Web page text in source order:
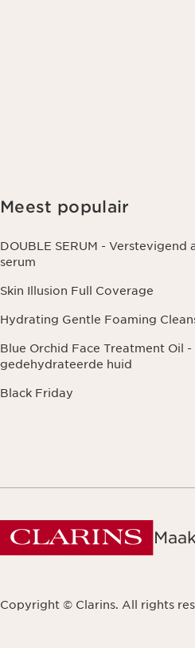
Meest populair
DOUBLE SERUM - Verstevigend
serum
Skin Illusion Full Coverage
Hydrating Gentle Foaming
Blue Orchid Face Treatment Oil -
gedehydrateerde huid
Black Friday
Copyright © Clarins. All rights